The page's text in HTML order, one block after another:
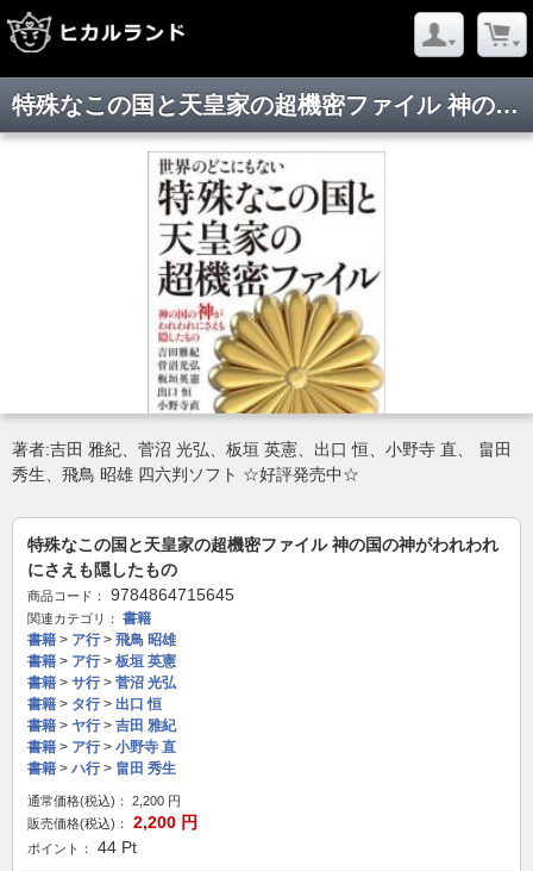
特殊なこの国と天皇家の超機密ファイル 神の国の神がわれわれにさえも隠したもの
著者:吉田 雅紀、菅沼 光弘、板垣 英憲、出口 恒、小野寺 直、 畠田
秀生、飛鳥 昭雄 四六判ソフト ☆好評発売中☆
特殊なこの国と天皇家の超機密ファイル 神の国の神がわれわれ
にさえも隠したもの
商品コード： 9784864715645
関連カテゴリ：
書籍
書籍 > ア行> 飛鳥 昭雄
書籍 > ア行> 板垣 英憲
書籍 > サ行> 菅沼 光弘
書籍 > タ行> 出口 恒
書籍 > ヤ行> 吉田 雅紀
書籍 > ア行> 小野寺 直
書籍 > ハ行> 畠田 秀生
通常価格(税込)： 2,200 円
販売価格(税込)：
2,200 円
ポイント： 44 Pt